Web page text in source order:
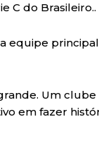
C do Brasileiro..
equipe
Um
em fazer